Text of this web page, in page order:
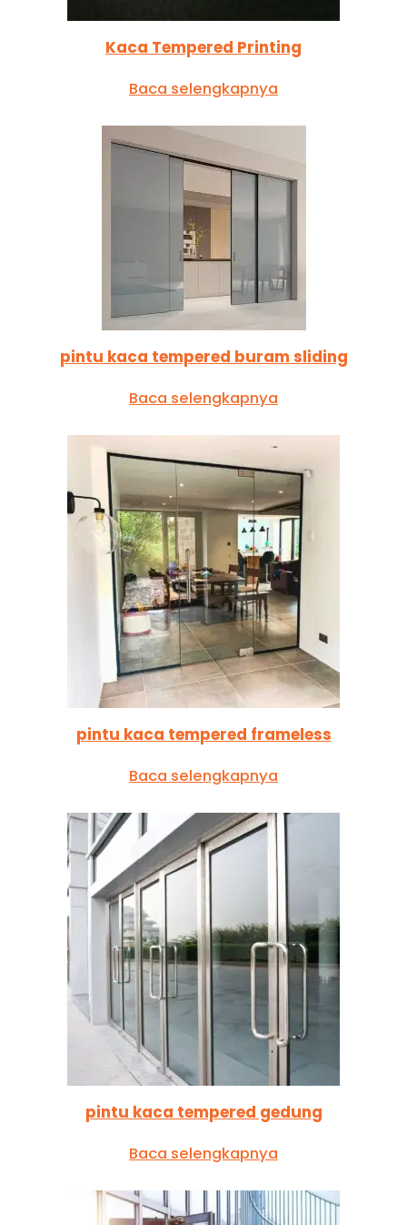
Kaca Tempered Printing
Baca selengkapnya
pintu kaca tempered buram sliding
Baca selengkapnya
pintu kaca tempered frameless
Baca selengkapnya
pintu kaca tempered gedung
Baca selengkapnya